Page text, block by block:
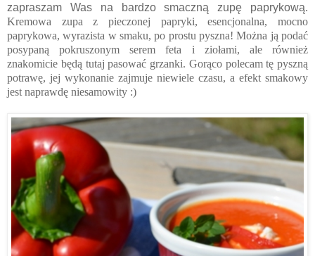
zapraszam Was na bardzo smaczną zupę paprykową.
Kremowa zupa z pieczonej papryki, esencjonalna, mocno
paprykowa, wyrazista w smaku, po prostu pyszna! Można ją podać
posypaną pokruszonym serem feta i ziołami, ale również
znakomicie będą tutaj pasować grzanki. Gorąco polecam tę pyszną
potrawę, jej wykonanie zajmuje niewiele czasu, a efekt smakowy
jest naprawdę niesamowity :)